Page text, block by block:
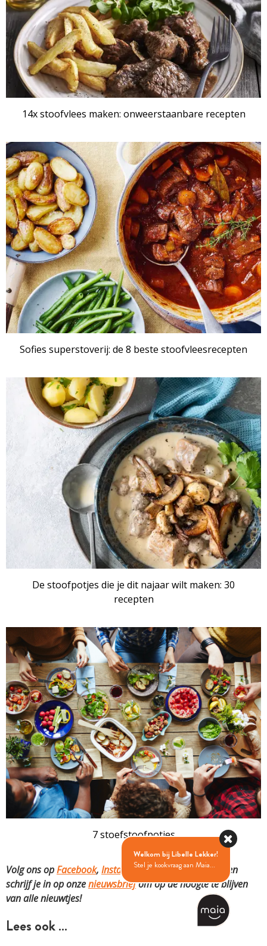
14x stoofvlees maken: onweerstaanbare recepten
RECEPTENSET
Sofies superstoverij: de 8 beste stoofvleesrecepten
RECEPTENSET
De stoofpotjes die je dit najaar wilt maken: 30
recepten
RECEPTENSET
7 stoefstoofpotjes
Volg ons opFacebook, Instagram,Pinterest,YouTube
en
schrijf je in op onzenieuwsbriefom op de hoogte te blijven
van alle nieuwtjes!
Lees ook …
Welkom bij Libelle Lekker!
Stel je kookvraag aan Maia...